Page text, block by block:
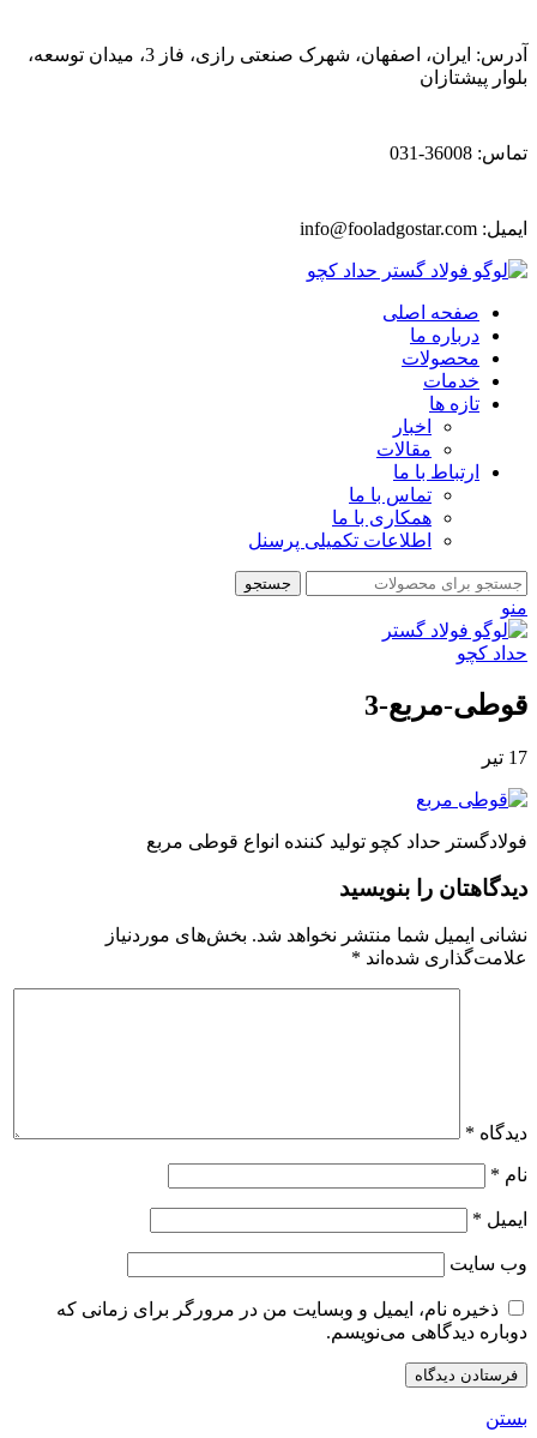
آدرس: ایران، اصفهان، شهرک صنعتی رازی، فاز 3، میدان توسعه،
بلوار پیشتازان
تماس: 36008-031
ایمیل: info@fooladgostar.com
صفحه اصلی
درباره ما
محصولات
خدمات
تازه ها
اخبار
مقالات
ارتباط با ما
تماس با ما
همکاری با ما
اطلاعات تکمیلی پرسنل
جستجو
منو
قوطی-مربع-3
17 تیر
فولادگستر حداد کچو تولید کننده انواع قوطی مربع
دیدگاهتان را بنویسید
نشانی ایمیل شما منتشر نخواهد شد. بخش‌های موردنیاز
علامت‌گذاری شده‌اند *
دیدگاه *
نام *
ایمیل *
وب‌ سایت
ذخیره نام، ایمیل و وبسایت من در مرورگر برای زمانی که
دوباره دیدگاهی می‌نویسم.
بستن